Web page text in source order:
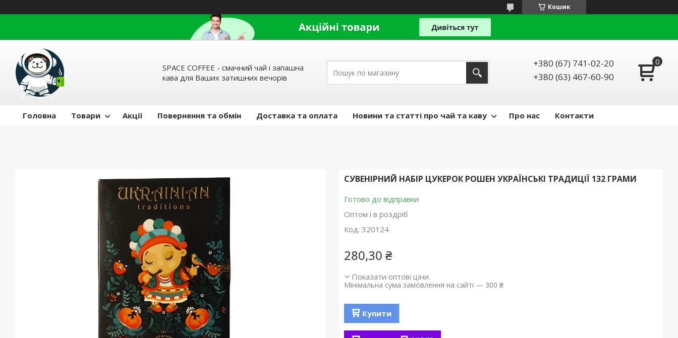
Кошик
SPACE COFFEE - смачний чай і запашна
кава для Ваших затишних вечорів
+380 (67) 741-02-20
+380 (63) 467-60-90
Головна Товари Акції Повернення та обмін Доставка та оплата Новини та статті про чай та каву Про нас Контакти
СУВЕНІРНИЙ НАБІР ЦУКЕРОК РОШЕН УКРАЇНСЬКІ ТРАДИЦІЇ 132 ГРАМИ
Готово до відправки
Оптом і в роздріб
Код: 320124
280,30 ₴
Показати оптові ціни
Мінімальна сума замовлення на сайті — 300 ₴
Купити